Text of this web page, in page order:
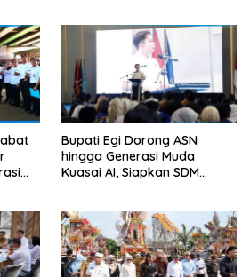
Bupati Egi Dorong ASN
hingga Generasi Muda
Kuasai AI, Siapkan SDM